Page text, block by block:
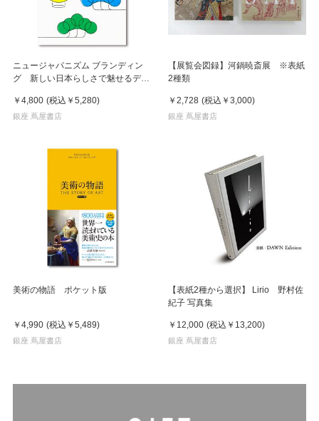
ニュージャパニズム ブランディン
グ 新しい日本らしさで魅せるデザ
￥4,800 (税込 ￥5,280)
銀座 蔦屋書店
【展覧会図録】河鍋暁斎展 ※表紙
2種類
￥2,728 (税込 ￥3,000)
銀座 蔦屋書店
美術の物語 ポケット版
￥4,990 (税込 ￥5,489)
銀座 蔦屋書店
【表紙2種から選択】 Lirio 野村佐
紀子 写真集
￥12,000 (税込 ￥13,200)
銀座 蔦屋書店